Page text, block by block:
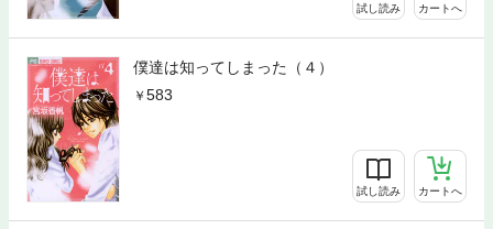
試し読み カートへ
僕達は知ってしまった（４）
583
試し読み カートへ